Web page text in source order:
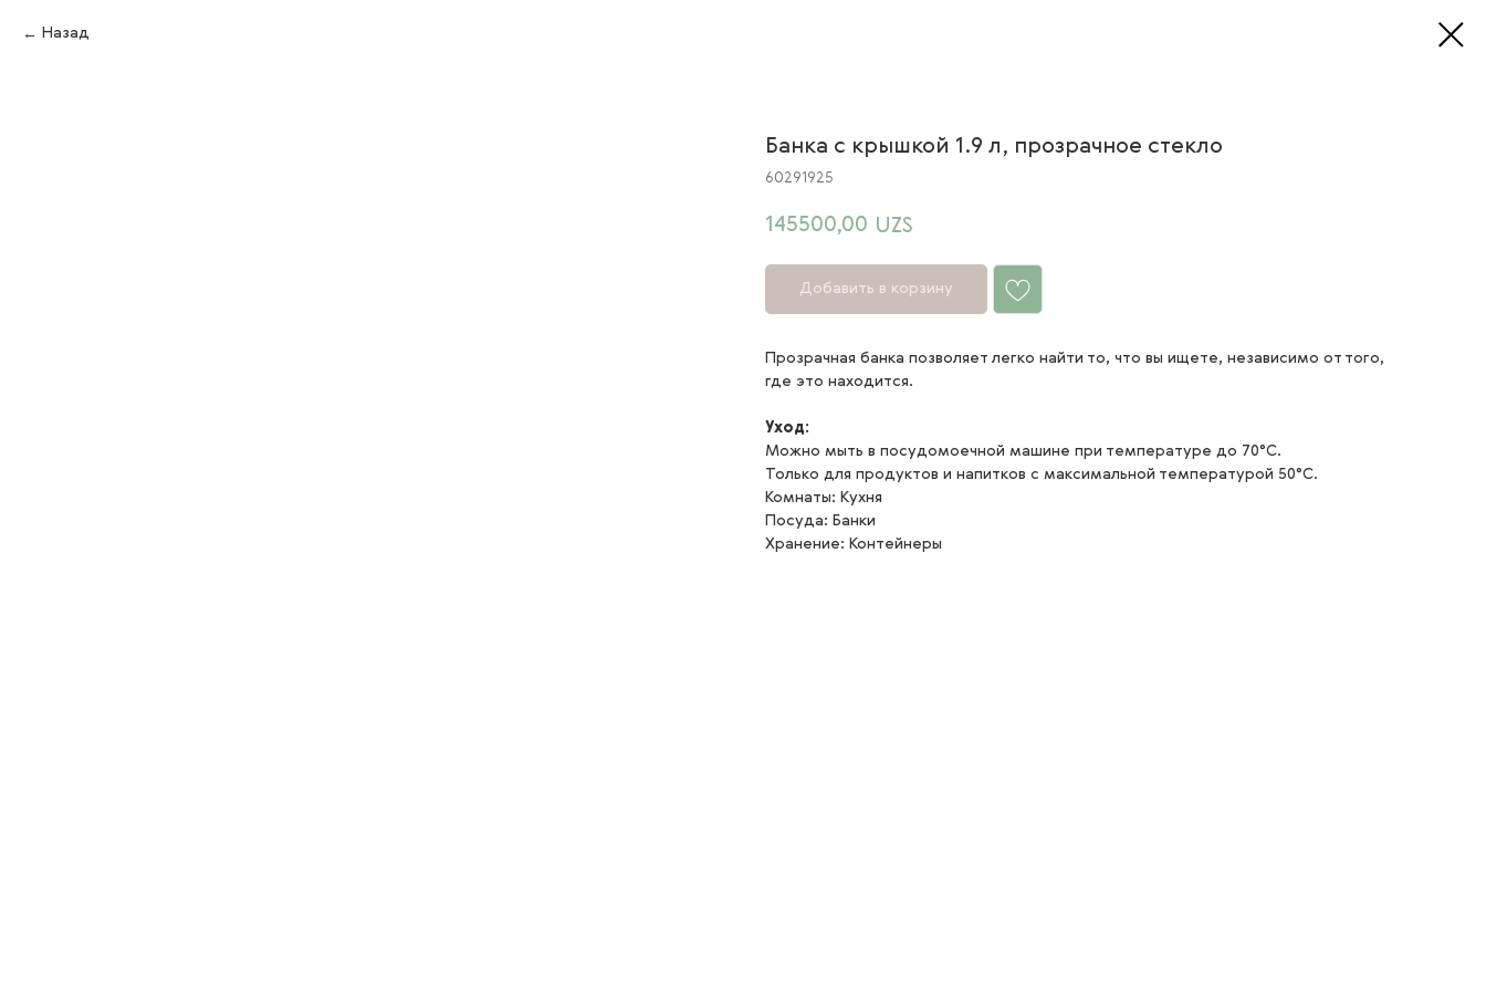
Назад
Банка с крышкой 1.9 л, прозрачное стекло
60291925
145500,00 UZS
Добавить в корзину
Прозрачная банка позволяет легко найти то, что вы ищете, независимо от того,
где это находится.
Уход:
Можно мыть в посудомоечной машине при температуре до 70°C.
Только для продуктов и напитков с максимальной температурой 50°C.
Комнаты: Кухня
Посуда: Банки
Хранение: Контейнеры